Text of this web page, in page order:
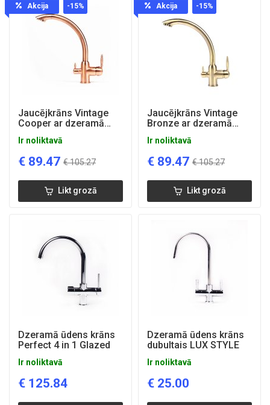
Akcija -15%
Jaucējkrāns Vintage
Cooper ar dzeramā
Ir noliktavā
€ 89.47 €105.27
Likt grozā
Akcija -15%
Jaucējkrāns Vintage
Bronze ar dzeramā
Ir noliktavā
€ 89.47 €105.27
Likt grozā
Dzeramā ūdens krāns
Perfect 4 in 1 Glazed
Ir noliktavā
€ 125.84
Dzeramā ūdens krāns
dubultais LUX STYLE
Ir noliktavā
€ 25.00